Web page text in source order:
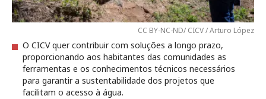
CC BY-NC-ND/ CICV / Arturo López
O CICV quer contribuir com soluções a longo prazo,
proporcionando aos habitantes das comunidades as
ferramentas e os conhecimentos técnicos necessários
para garantir a sustentabilidade dos projetos que
facilitam o acesso à água.